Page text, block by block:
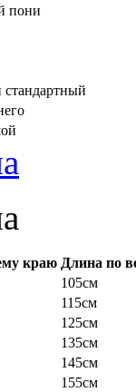
пони
краю Длина по
105см
115см
125см
135см
145см
155см